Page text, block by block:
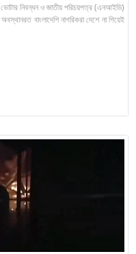
ভোটার নিবন্ধন ও জাতীয় পরিচয়পত্র (এনআইডি)
বাংলাদেশি নাগরিকরা দেশে না গিয়েই